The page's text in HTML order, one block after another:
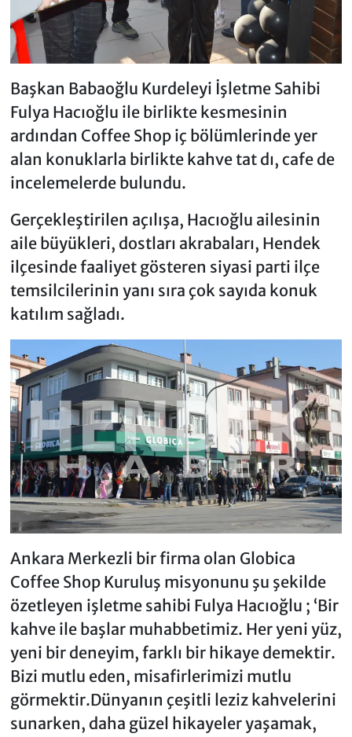
Başkan Babaoğlu Kurdeleyi İşletme Sahibi
Fulya Hacıoğlu ile birlikte kesmesinin
ardından Coffee Shop iç bölümlerinde yer
alan konuklarla birlikte kahve tat dı, cafe de
incelemelerde bulundu.
Gerçekleştirilen açılışa, Hacıoğlu ailesinin
aile büyükleri, dostları akrabaları, Hendek
ilçesinde faaliyet gösteren siyasi parti ilçe
temsilcilerinin yanı sıra çok sayıda konuk
katılım sağladı.
Ankara Merkezli bir firma olan Globica
Coffee Shop Kuruluş misyonunu şu şekilde
özetleyen işletme sahibi Fulya Hacıoğlu ; ‘Bir
kahve ile başlar muhabbetimiz. Her yeni yüz,
yeni bir deneyim, farklı bir hikaye demektir.
Bizi mutlu eden, misafirlerimizi mutlu
görmektir.Dünyanın çeşitli leziz kahvelerini
sunarken, daha güzel hikayeler yaşamak,